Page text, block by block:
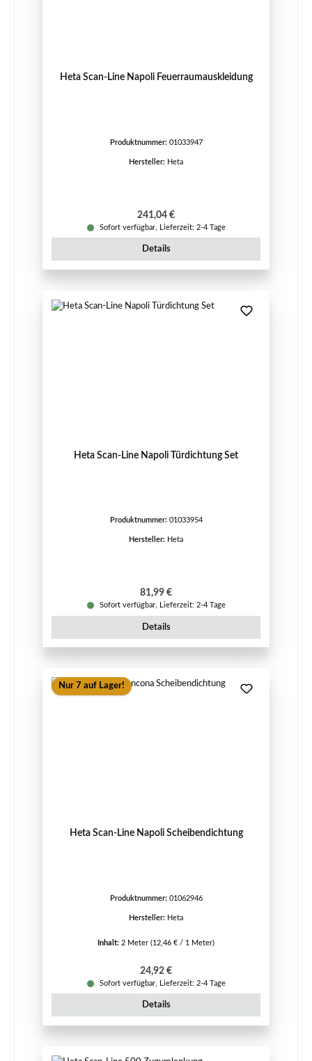
Heta Scan-Line Napoli Feuerraumauskleidung
Produktnummer: 01033947
Hersteller: Heta
Regulärer Preis:
241,04 €
Sofort verfügbar, Lieferzeit: 2-4 Tage
Details
Heta Scan-Line Napoli Türdichtung Set
Produktnummer: 01033954
Hersteller: Heta
Regulärer Preis:
81,99 €
Sofort verfügbar, Lieferzeit: 2-4 Tage
Details
Nur 7 auf Lager!
Heta Scan-Line Napoli Scheibendichtung
Produktnummer: 01062946
Hersteller: Heta
Inhalt: 2 Meter (12,46 € / 1 Meter)
Regulärer Preis:
24,92 €
Sofort verfügbar, Lieferzeit: 2-4 Tage
Details